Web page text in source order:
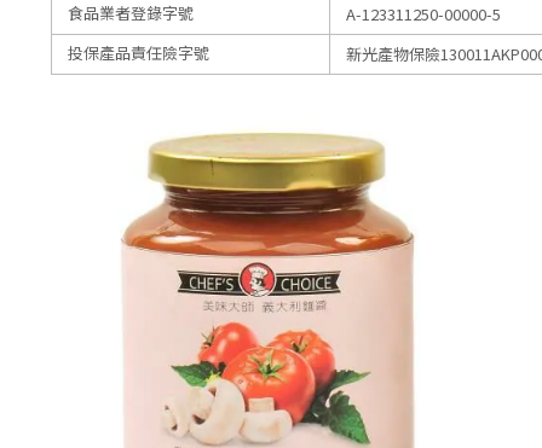
食品業者登錄字號
A-123311250-00000-5
投保產品責任險字號
新光產物保險